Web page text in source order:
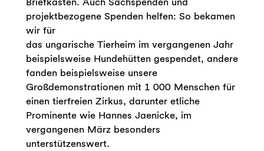
projektbezogene Spenden helfen: So bekamen
wir für
das ungarische Tierheim im vergangenen Jahr
beispielsweise Hundehütten gespendet, andere
fanden beispielsweise unsere
Großdemonstrationen mit 1 000 Menschen für
einen tierfreien Zirkus, darunter etliche
Prominente wie Hannes Jaenicke, im
vergangenen März besonders
unterstützenswert.